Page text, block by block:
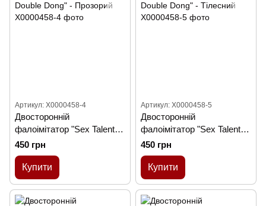
Артикул: X0000458-4
Двосторонній
фалоімітатор "Sex Talent
Double Dong" - Прозорий
450 грн
Купити
Артикул: X0000458-5
Двосторонній
фалоімітатор "Sex Talent
Double Dong" - Тілесний
450 грн
Купити